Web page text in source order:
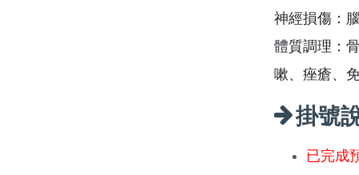
神經損傷：
體質調理：
嗽、痤瘡、
掛號
已完成